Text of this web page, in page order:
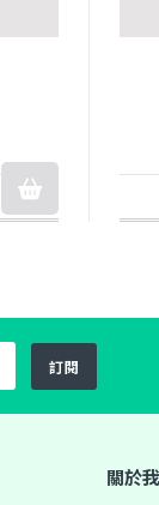
訂閱
關於